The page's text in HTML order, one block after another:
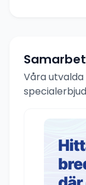
Våra